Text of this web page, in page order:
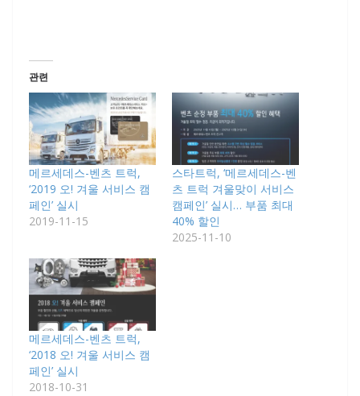
관련
메르세데스-벤츠 트럭,
‘2019 오! 겨울 서비스 캠
페인’ 실시
2019-11-15
스타트럭, ‘메르세데스-벤
츠 트럭 겨울맞이 서비스
캠페인’ 실시… 부품 최대
40% 할인
2025-11-10
메르세데스-벤츠 트럭,
‘2018 오! 겨울 서비스 캠
페인’ 실시
2018-10-31